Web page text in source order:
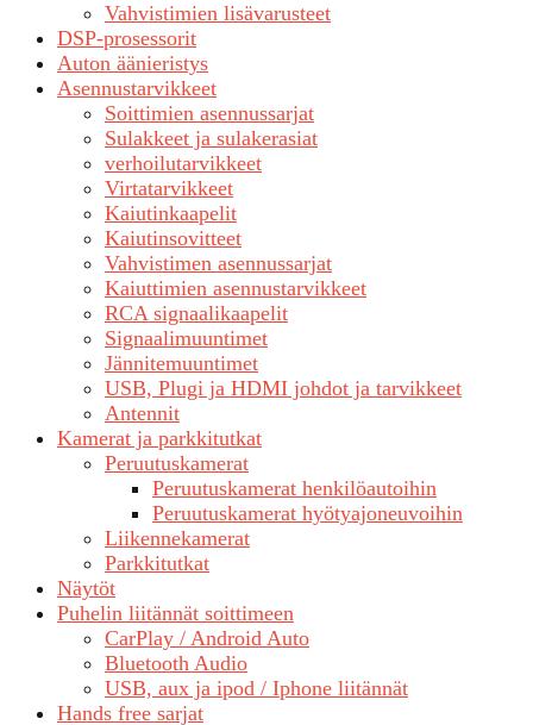
Vahvistimien lisävarusteet
DSP-prosessorit
Auton äänieristys
Asennustarvikkeet
Soittimien asennussarjat
Sulakkeet ja sulakerasiat
verhoilutarvikkeet
Virtatarvikkeet
Kaiutinkaapelit
Kaiutinsovitteet
Vahvistimen asennussarjat
Kaiuttimien asennustarvikkeet
RCA signaalikaapelit
Signaalimuuntimet
Jännitemuuntimet
USB, Plugi ja HDMI johdot ja tarvikkeet
Antennit
Kamerat ja parkkitutkat
Peruutuskamerat
Peruutuskamerat henkilöautoihin
Peruutuskamerat hyötyajoneuvoihin
Liikennekamerat
Parkkitutkat
Näytöt
Puhelin liitännät soittimeen
CarPlay / Android Auto
Bluetooth Audio
USB, aux ja ipod / Iphone liitännät
Hands free sarjat